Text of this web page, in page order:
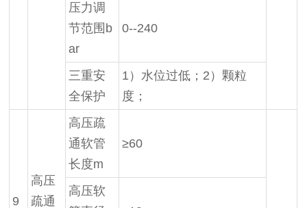
压力调
节范围b
ar
0--240
三重安
全保护
1）水位过低；2）颗粒
度；
9
高压
疏通
高压疏
通软管
长度m
≥60
高压软